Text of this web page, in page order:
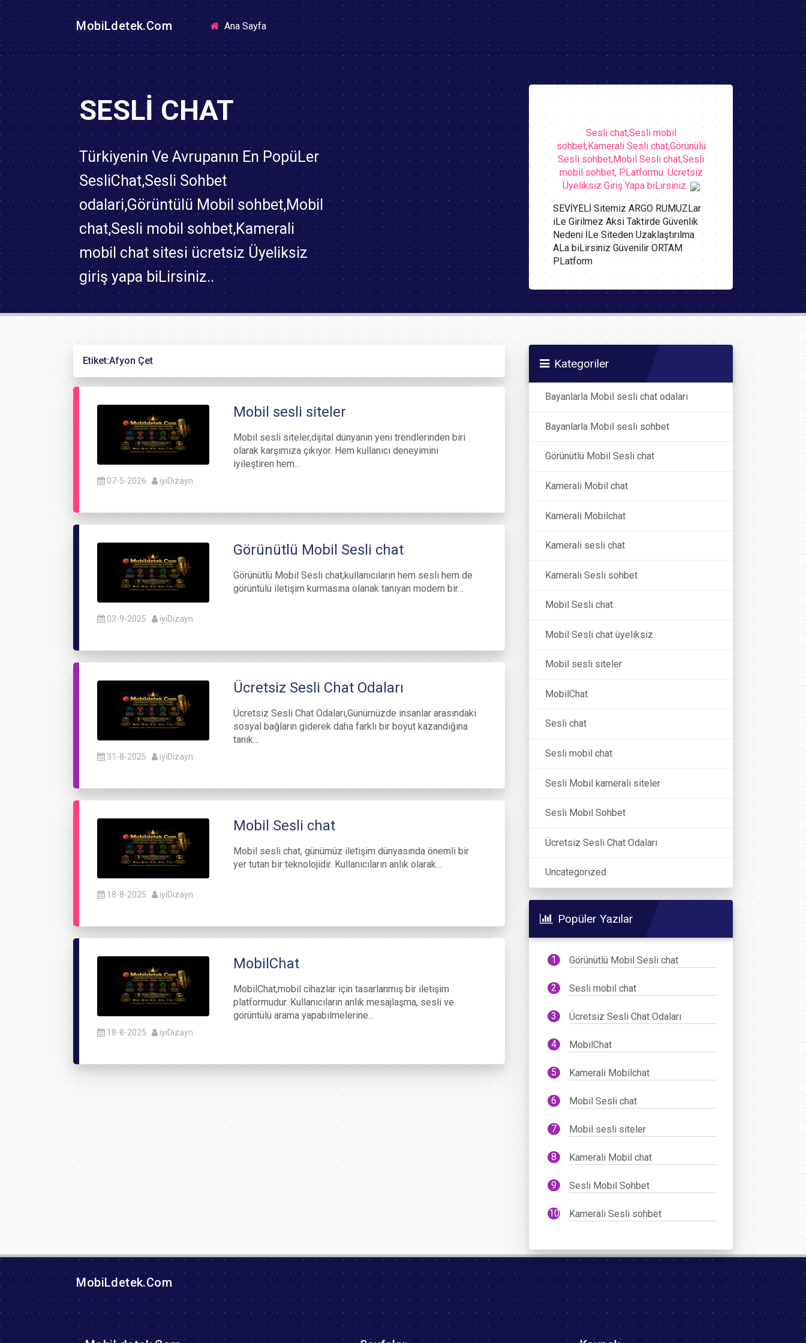
MobiLdetek.Com Ana Sayfa(current)
SESLI CHAT
Türkiyenin Ve Avrupanın En PopüLer
SesliChat,Sesli Sohbet
odalari,Görüntülü Mobil sohbet,Mobil
chat,Sesli mobil sohbet,Kamerali
mobil chat sitesi ücretsiz Üyeliksiz
giriş yapa biLirsiniz..
Sesli chat,Sesli mobil
sohbet,Kamerali Sesli chat,Görünülü
Sesli sohbet,Mobil Sesli chat,Sesli
mobil sohbet, PLatformu. Ücretsiz
Üyeliksiz Giriş Yapa biLirsiniz.
SEVİYELİ Sitemiz ARGO RUMUZLar
iLe Girilmez Aksi Taktirde Güvenlik
Nedeni İLe Siteden Uzaklaştırılma
ALa biLirsiniz Güvenilir ORTAM
PLatform
Etiket:Afyon Çet
07-5-2026 iyiDizayn
Mobil sesli siteler
Mobil sesli siteler,dijital dünyanın yeni trendlerinden biri
olarak karşımıza çıkıyor. Hem kullanıcı deneyimini
iyileştiren hem…
03-9-2025 iyiDizayn
Görünütlü Mobil Sesli chat
Görünütlü Mobil Sesli chat,kullanıcıların hem sesli hem de
görüntülü iletişim kurmasına olanak tanıyan modern bir…
31-8-2025 iyiDizayn
Ücretsiz Sesli Chat Odaları
Ücretsiz Sesli Chat Odaları,Günümüzde insanlar arasındaki
sosyal bağların giderek daha farklı bir boyut kazandığına
tanık…
18-8-2025 iyiDizayn
Mobil Sesli chat
Mobil sesli chat, günümüz iletişim dünyasında önemli bir
yer tutan bir teknolojidir. Kullanıcıların anlık olarak…
18-8-2025 iyiDizayn
MobilChat
MobilChat,mobil cihazlar için tasarlanmış bir iletişim
platformudur. Kullanıcıların anlık mesajlaşma, sesli ve
görüntülü arama yapabilmelerine…
Kategoriler
Bayanlarla Mobil sesli chat odalari
Bayanlarla Mobil sesli sohbet
Görünütlü Mobil Sesli chat
Kamerali Mobil chat
Kamerali Mobilchat
Kamerali sesli chat
Kamerali Sesli sohbet
Mobil Sesli chat
Mobil Sesli chat üyeliksiz
Mobil sesli siteler
MobilChat
Sesli chat
Sesli mobil chat
Sesli Mobil kamerali siteler
Sesli Mobil Sohbet
Ücretsiz Sesli Chat Odaları
Uncategorized
Popüler Yazılar
Görünütlü Mobil Sesli chat
Sesli mobil chat
Ücretsiz Sesli Chat Odaları
MobilChat
Kamerali Mobilchat
Mobil Sesli chat
Mobil sesli siteler
Kamerali Mobil chat
Sesli Mobil Sohbet
Kamerali Sesli sohbet
MobiLdetek.Com